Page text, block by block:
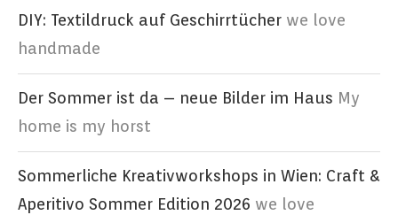
DIY: Textildruck auf Geschirrtücher we love
handmade
Der Sommer ist da – neue Bilder im Haus My
home is my horst
Sommerliche Kreativworkshops in Wien: Craft &
Aperitivo Sommer Edition 2026 we love